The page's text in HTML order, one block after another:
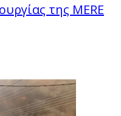
της MERE